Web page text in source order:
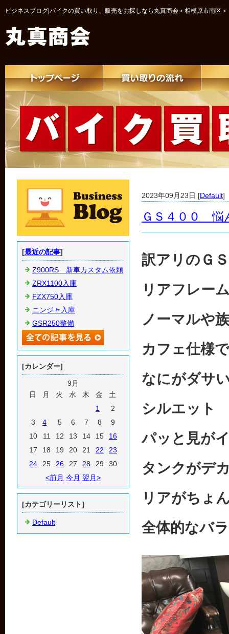
ビジネスブログ|バイクの買い取り、販売をお探しなら丸真商会＜相模原市南区＞
2023年09月23日 [Default]
ＧＳ４００ 悩
訳アリのＧＳ
リアフレー
ノーマルや
カフェ仕様
なにがダサ
シルエット
パッと見が
タンクがデ
リアがちょ
全体的なバ
[最近の記事]
Z900RS 新車カスタム依頼
ZRX1100入庫
FZX750入庫
ニンジャ入庫
GSR250整備
[カレンダー]
9月
日
月 火 水 木 金
土
1
2
3
4 5 6 7 8
9
10
11 12 13 14 15
16
17
18 19 20 21 22
23
24
25 26 27 28 29
30
<前月 今月 翌月>
[カテゴリーリスト]
Default